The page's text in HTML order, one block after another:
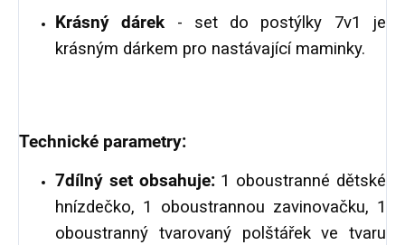
Krásný dárek - set do postýlky 7v1 je
krásným dárkem pro nastávající maminky.
Technické parametry:
7dílný set obsahuje:1 oboustranné dětské
hnízdečko, 1 oboustrannou zavinovačku, 1
oboustranný tvarovaný polštářek ve tvaru